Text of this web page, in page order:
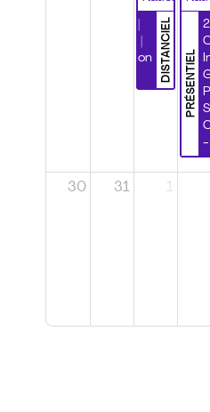
DISTANCIEL
Certification
PRÉSENTIEL
-
30 31 1